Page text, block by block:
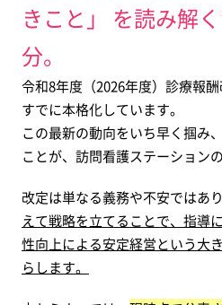
きこと」 を読み解
分。
令和8年度（2026年度）診療報
すでに本格化しています。
この最新の動向をいち早く掴み
ことが、訪問看護ステーション
改定は単なる義務や不安ではあり
えて戦略を立てることで、指導
性向上による安定経営という大
らします。